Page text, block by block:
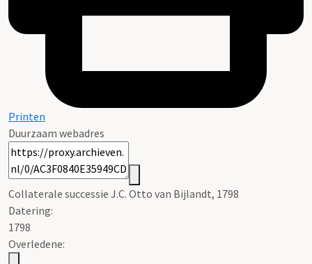
Printen
Duurzaam webadres
Collaterale successie J.C. Otto van Bijlandt, 1798
Datering:
1798
Overledene: